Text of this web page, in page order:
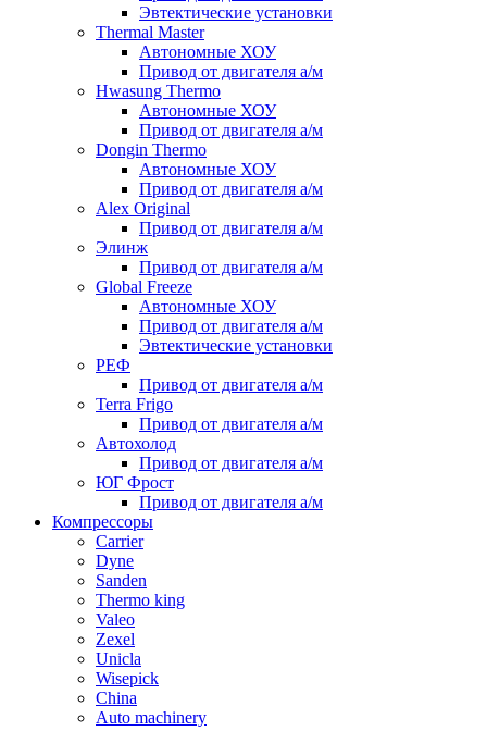
Эвтектические установки
Thermal Master
Автономные ХОУ
Привод от двигателя а/м
Hwasung Thermo
Автономные ХОУ
Привод от двигателя а/м
Dongin Thermo
Автономные ХОУ
Привод от двигателя а/м
Alex Original
Привод от двигателя а/м
Элинж
Привод от двигателя а/м
Global Freeze
Автономные ХОУ
Привод от двигателя а/м
Эвтектические установки
РЕФ
Привод от двигателя а/м
Terra Frigo
Привод от двигателя а/м
Автохолод
Привод от двигателя а/м
ЮГ Фрост
Привод от двигателя а/м
Компрессоры
Carrier
Dyne
Sanden
Thermo king
Valeo
Zexel
Unicla
Wisepick
China
Auto machinery